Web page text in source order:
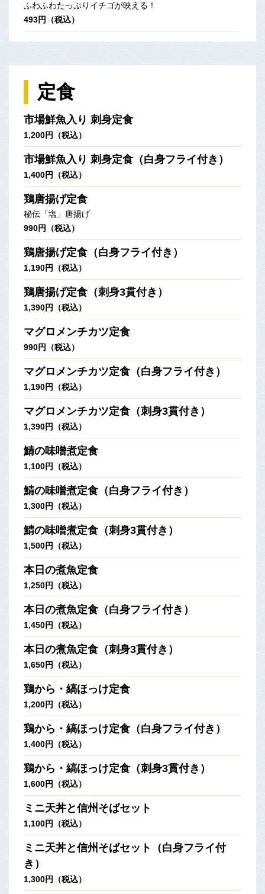
ふわふわたっぷりイチゴが映える！
493円（税込）
定食
市場鮮魚入り 刺身定食
1,200円（税込）
市場鮮魚入り 刺身定食（白身フライ付き）
1,400円（税込）
鶏唐揚げ定食
秘伝「塩」唐揚げ
990円（税込）
鶏唐揚げ定食（白身フライ付き）
1,190円（税込）
鶏唐揚げ定食（刺身3貫付き）
1,390円（税込）
マグロメンチカツ定食
990円（税込）
マグロメンチカツ定食（白身フライ付き）
1,190円（税込）
マグロメンチカツ定食（刺身3貫付き）
1,390円（税込）
鯖の味噌煮定食
1,100円（税込）
鯖の味噌煮定食（白身フライ付き）
1,300円（税込）
鯖の味噌煮定食（刺身3貫付き）
1,500円（税込）
本日の煮魚定食
1,250円（税込）
本日の煮魚定食（白身フライ付き）
1,450円（税込）
本日の煮魚定食（刺身3貫付き）
1,650円（税込）
鶏から・縞ほっけ定食
1,200円（税込）
鶏から・縞ほっけ定食（白身フライ付き）
1,400円（税込）
鶏から・縞ほっけ定食（刺身3貫付き）
1,600円（税込）
ミニ天丼と信州そばセット
1,100円（税込）
ミニ天丼と信州そばセット（白身フライ付
き）
1,300円（税込）